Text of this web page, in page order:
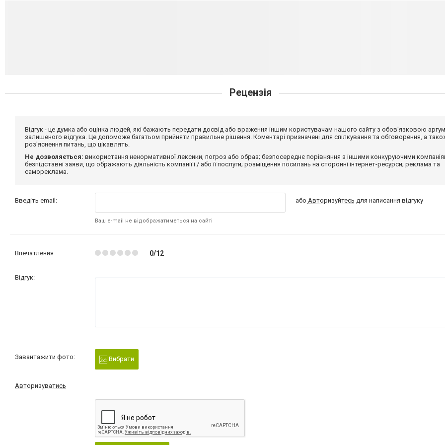
Рецензія
Відгук - це думка або оцінка людей, які бажають передати досвід або враження іншим користувачам нашого сайту з обов'язковою
залишеного відгука. Це допоможе багатьом прийняти правильне рішення. Коментарі призначені для спілкування та обговорення, а
роз'яснення питань, що цікавлять.
Не дозволяється: використання ненормативної лексики, погроз або образ; безпосереднє порівняння з іншими конкуруючими
безпідставні заяви, що ображають діяльність компанії і / або її послуги; розміщення посилань на сторонні інтернет-ресурси; реклама та
самореклама.
Введіть email:
Ваш e-mail не відображатиметься на сайті
або Авторизуйтесь для написання відгуку
Впечатления 0/12
Відгук:
Завантажити фото: Вибрати
Авторизуватись